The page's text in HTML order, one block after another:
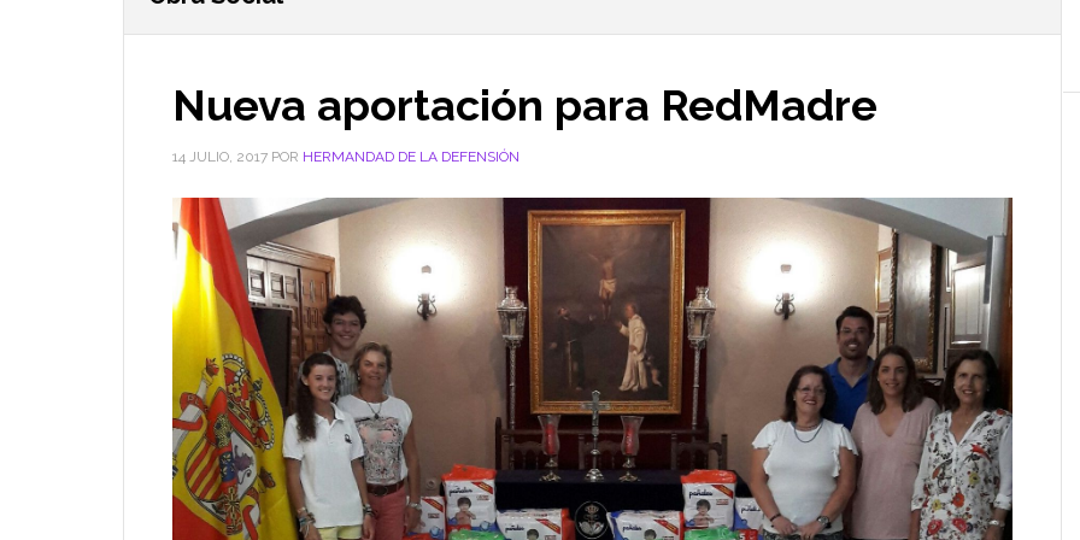
Nueva aportación para RedMadre
14 JULIO, 2017 POR HERMANDAD DE LA DEFENSIÓN